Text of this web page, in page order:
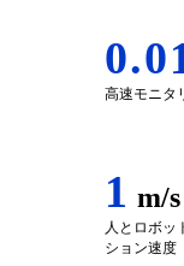
高速モニタ
1 m/s
人とロボッ
ション速度